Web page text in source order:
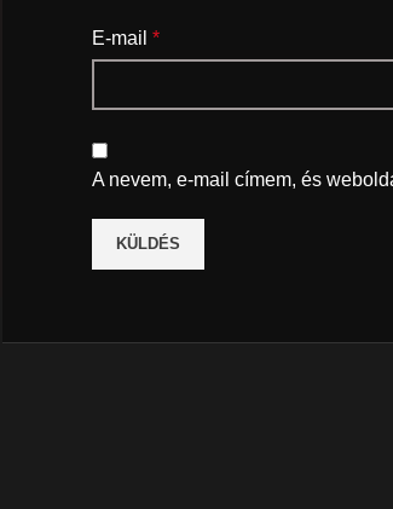
E-mail *
A nevem, e-mail címem, és